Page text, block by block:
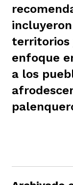
territorios
enfoque
a los
2023
Baja